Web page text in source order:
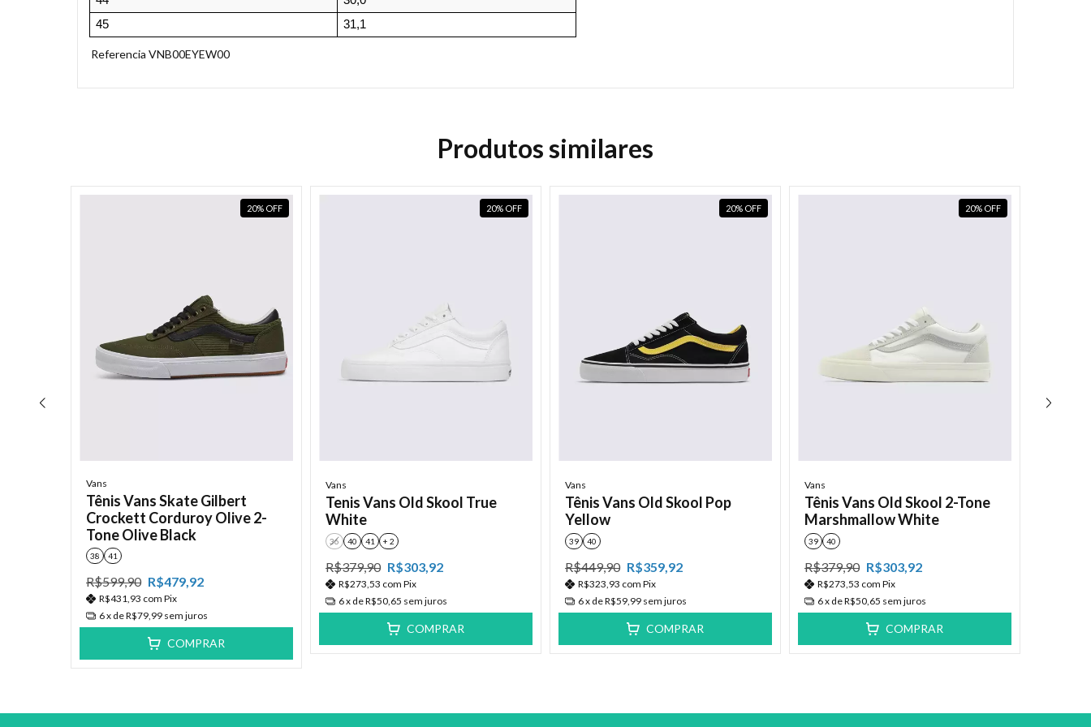
45
31,1
Referencia VNB00EYEW00
Produtos similares
20% OFF
Vans
Tênis Vans Skate Gilbert
Crockett Corduroy Olive 2-
Tone Olive Black
38 41
R$599,90 R$479,92
R$431,93 com Pix
6x deR$79,99 sem juros
COMPRAR
20% OFF
Vans
Tenis Vans Old Skool True
White
36 40 41 + 2
R$379,90 R$303,92
R$273,53 com Pix
6x deR$50,65 sem juros
COMPRAR
20% OFF
Vans
Tênis Vans Old Skool Pop
Yellow
39 40
R$449,90 R$359,92
R$323,93 com Pix
6x deR$59,99 sem juros
COMPRAR
20% OFF
Vans
Tênis Vans Old Skool 2-Tone
Marshmallow White
39 40
R$379,90 R$303,92
R$273,53 com Pix
6x deR$50,65 sem juros
COMPRAR